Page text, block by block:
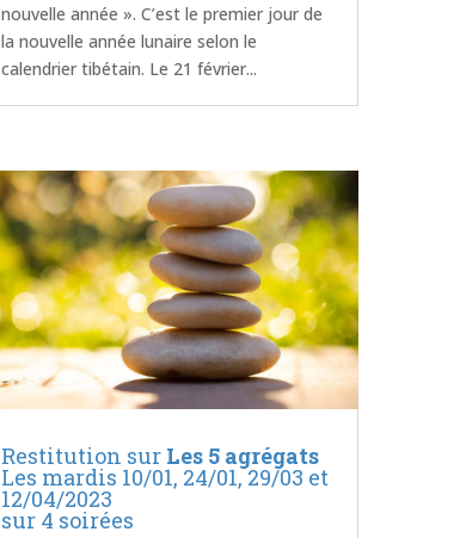
nouvelle année ». C’est le premier jour de
la nouvelle année lunaire selon le
calendrier tibétain. Le 21 février...
Restitution sur Les 5 agrégats
Les mardis 10/01, 24/01, 29/03 et
12/04/2023
sur 4 soirées